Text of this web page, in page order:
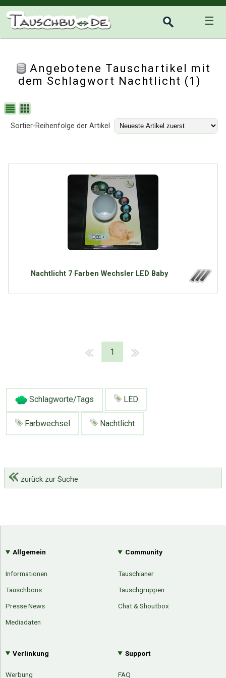
☰
Angebotene Tauschartikel mit
dem Schlagwort Nachtlicht (1)
Sortier-Reihenfolge der Artikel
Nachtlicht 7 Farben Wechsler LED Baby
1
Schlagworte/Tags LED
Farbwechsel Nachtlicht
zurück zur Suche
Allgemein
Informationen
Tauschbons
Presse News
Mediadaten
Community
Tauschianer
Tauschgruppen
Chat & Shoutbox
Verlinkung
Werbung
Support
FAQ